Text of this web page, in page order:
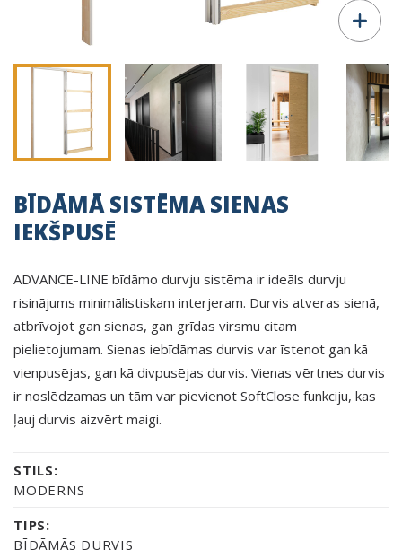
BĪDĀMĀ SISTĒMA SIENAS
IEKŠPUSĒ
ADVANCE-LINE bīdāmo durvju sistēma ir ideāls durvju
risinājums minimālistiskam interjeram. Durvis atveras sienā,
atbrīvojot gan sienas, gan grīdas virsmu citam
pielietojumam. Sienas iebīdāmas durvis var īstenot gan kā
vienpusējas, gan kā divpusējas durvis. Vienas vērtnes durvis
ir noslēdzamas un tām var pievienot SoftClose funkciju, kas
ļauj durvis aizvērt maigi.
STILS:
MODERNS
TIPS:
BĪDĀMĀS DURVIS